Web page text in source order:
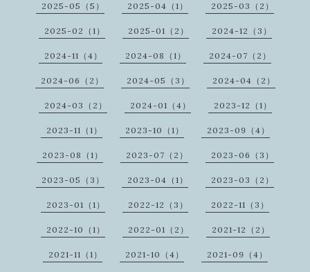
2025-05（5） 2025-04（1） 2025-03（2）
2025-02（1） 2025-01（2） 2024-12（3）
2024-11（4） 2024-08（1） 2024-07（2）
2024-06（2） 2024-05（3） 2024-04（2）
2024-03（2） 2024-01（4） 2023-12（1）
2023-11（1） 2023-10（1） 2023-09（4）
2023-08（1） 2023-07（2） 2023-06（3）
2023-05（3） 2023-04（1） 2023-03（2）
2023-01（1） 2022-12（3） 2022-11（3）
2022-10（1） 2022-01（2） 2021-12（2）
2021-11（1） 2021-10（4） 2021-09（4）